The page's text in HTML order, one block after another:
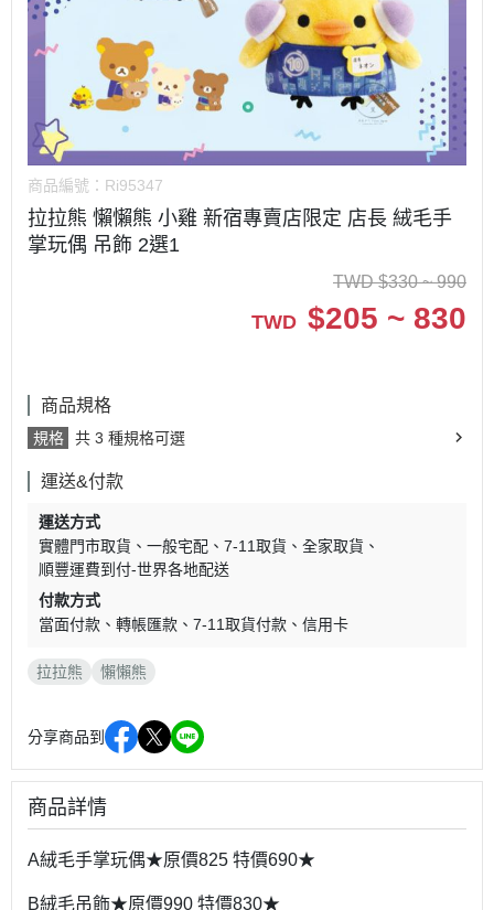
商品編號： Ri95347
拉拉熊 懶懶熊 小雞 新宿專賣店限定 店長 絨毛手
掌玩偶 吊飾 2選1
TWD $330 ~ 990
TWD $205 ~ 830
商品規格
規格 共 3 種規格可選
運送&付款
運送方式
實體門市取貨
一般宅配 7-11取貨
全家取貨
順豐運費到付-世界各地配送
付款方式
當面付款
轉帳匯款 7-11取貨付款 信用卡
拉拉熊 懶懶熊
分享商品到
商品詳情
A絨毛手掌玩偶★原價825 特價690★
B絨毛吊飾★原價990 特價830★